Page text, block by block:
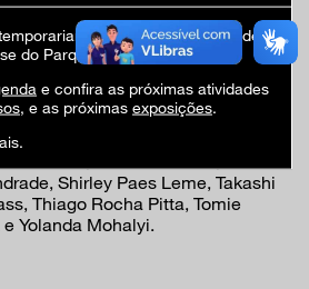
Bandeira, Antonio Hélio Cabral,
Uchôa, Célia Euvaldo, Dudi Maia
Neto, Fábio Miguez, Fernando
Baranek, Iberê Camargo, Ivald
Lambrecht, Laurita Salles,
Luiz Aquila, Manabu Mabe,
Maria Martins, Maria Polo,
Ramos, Paulo Monteiro, Roberto
Shirley Paes Leme, Takashi
Thiago Rocha Pitta, Tomie
Yolanda Mohalyi.
fechada em virtude
do Parque Ibirapuera.
e confira as próximas atividades
, e as próximas exposições.